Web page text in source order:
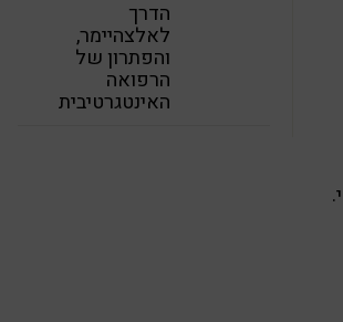
הדרך
לאלצהיימר,
והפתרון של
הרפואה
האינטגרטיבית